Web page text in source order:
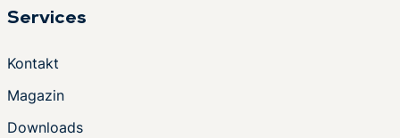
Services
Kontakt
Magazin
Downloads